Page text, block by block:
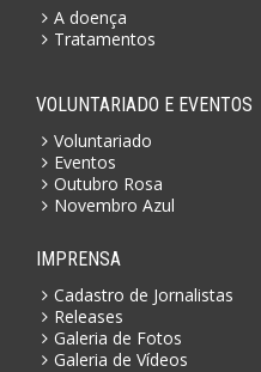
A doença
Tratamentos
VOLUNTARIADO E EVENTOS
Voluntariado
Eventos
Outubro Rosa
Novembro Azul
IMPRENSA
Cadastro de Jornalistas
Releases
Galeria de Fotos
Galeria de Vídeos